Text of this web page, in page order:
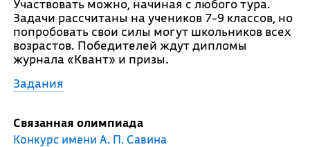
Участвовать можно, начиная с любого тура.
Задачи рассчитаны на учеников 7-9 классов, но
попробовать свои силы могут школьников всех
возрастов. Победителей ждут дипломы
журнала «Квант» и призы.
Задания
Связанная олимпиада
Конкурс имени А. П. Савина